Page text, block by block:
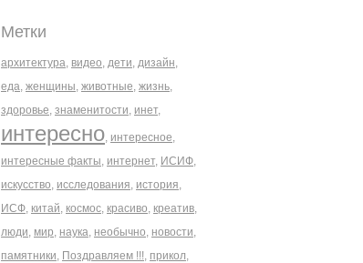
Метки
архитектура, видео, дети, дизайн,
еда, женщины, животные, жизнь,
здоровье, знаменитости, инет,
интересно, интересное,
интересные факты, интернет, ИСИФ,
искусство, исследования, история,
ИСФ, китай, космос, красиво, креатив,
люди, мир, наука, необычно, новости,
памятники, Поздравляем !!!, прикол,